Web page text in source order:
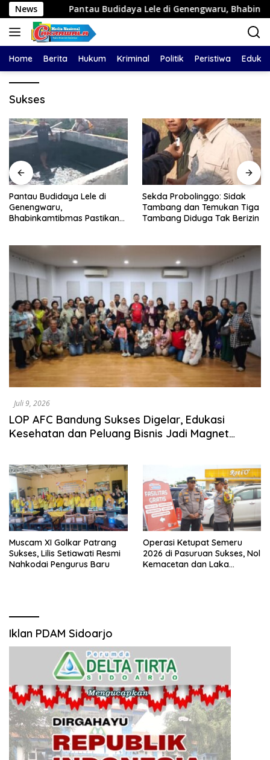
Langsung
ke
konten
News
Pantau Budidaya Lele di Genengwaru, Bhabinkamtibmas
Home Berita Hukum Kriminal Politik Peristiwa
Sukses
Pantau Budidaya Lele di
Genengwaru,
Bhabinkamtibmas Pastikan
Sekda Probolinggo: Sidak
Tambang dan Temukan Tiga
Tambang Diduga Tak Berizin
Juli 9, 2026
LOP AFC Bandung Sukses Digelar, Edukasi
Kesehatan dan Peluang Bisnis Jadi Magnet
Muscam XI Golkar Patrang
Sukses, Lilis Setiawati Resmi
Nahkodai Pengurus Baru
Operasi Ketupat Semeru
2026 di Pasuruan Sukses, Nol
Kemacetan dan Laka
Iklan PDAM Sidoarjo